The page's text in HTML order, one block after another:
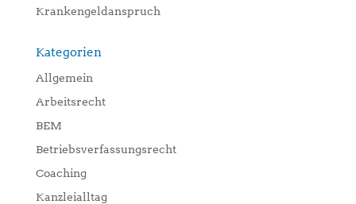
Krankengeldanspruch
Kategorien
Allgemein
Arbeitsrecht
BEM
Betriebsverfassungsrecht
Coaching
Kanzleialltag